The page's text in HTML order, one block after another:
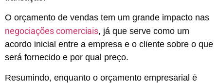
O orçamento de vendas tem um grande impacto nas
negociações comerciais, já que serve como um
acordo inicial entre a empresa e o cliente sobre o que
será fornecido e por qual preço.
Resumindo, enquanto o orçamento empresarial é